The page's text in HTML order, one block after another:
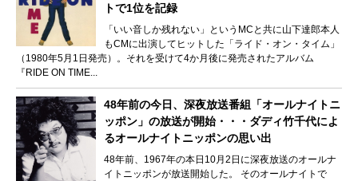
トで1位を記録
「いい音しか残れない」というMCと共に山下達郎本人
もCMに出演してヒットした「ライド・オン・タイム」
（1980年5月1日発売）。それを受けて4か月後に発売されたアルバム
『RIDE ON TIME...
48年前の今日、深夜放送番組「オールナイトニ
ッポン」の放送が開始・・・ダディ竹千代によ
るオールナイトニッポンの思い出
48年前、1967年の本日10月2日に深夜放送のオールナ
イトニッポンが放送開始した。 そのオールナイトで